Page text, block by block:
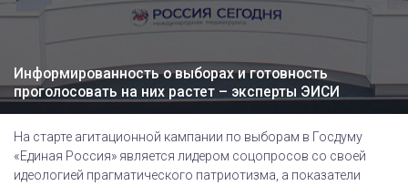
Информированность о выборах и готовность
проголосовать на них растет – эксперты ЭИСИ
На старте агитационной кампании по выборам в Госдуму
«Единая Россия» является лидером соцопросов со своей
идеологией прагматического патриотизма, а показатели